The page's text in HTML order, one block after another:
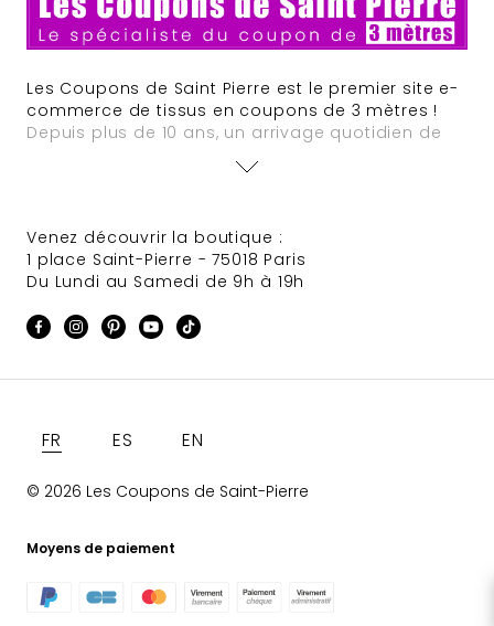
Les Coupons de Saint Pierre est le premier site e-
commerce de tissus en coupons de 3 mètres !
Depuis plus de 10 ans, un arrivage quotidien de
toute concurrence animent régulièrement le site
leur apparition.
Venez découvrir la boutique :
1 place Saint-Pierre - 75018 Paris
Du Lundi au Samedi de 9h à 19h
FR ES EN
© 2026 Les Coupons de Saint-Pierre
Moyens de paiement